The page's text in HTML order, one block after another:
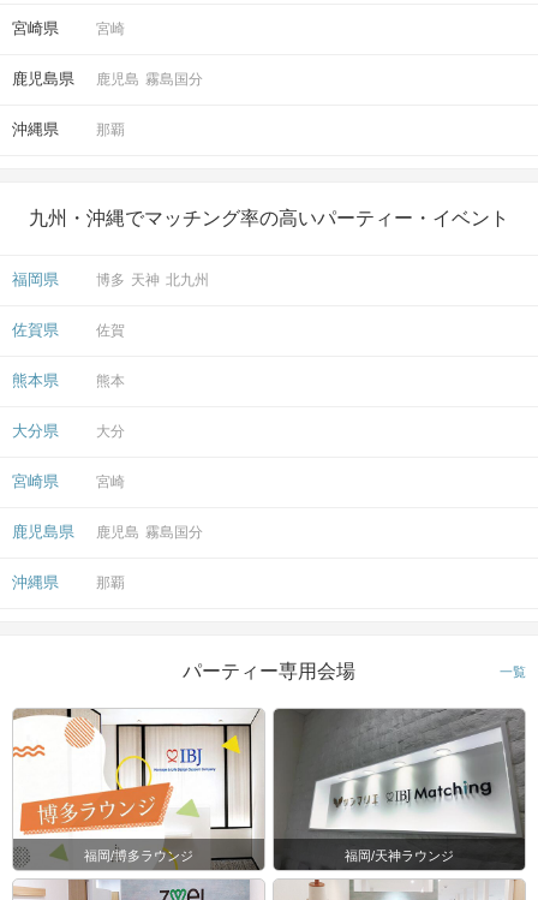
宮崎県 宮崎
鹿児島県 鹿児島 霧島国分
沖縄県 那覇
九州・沖縄でマッチング率の高いパーティー・イベント
福岡県 博多 天神 北九州
佐賀県 佐賀
熊本県 熊本
大分県 大分
宮崎県 宮崎
鹿児島県 鹿児島 霧島国分
沖縄県 那覇
パーティー専用会場 一覧
福岡/博多ラウンジ 福岡/天神ラウンジ